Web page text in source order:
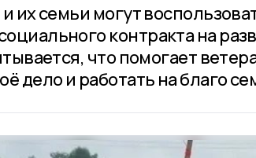
их семьи могут
контракта на
что помогает
дело и работать на благо